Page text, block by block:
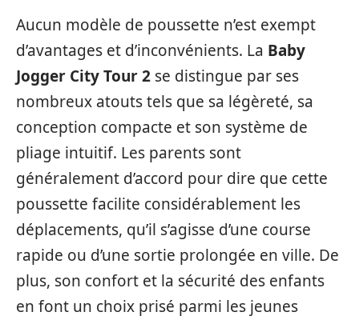
Aucun modèle de poussette n’est exempt
d’avantages et d’inconvénients. La Baby
Jogger City Tour 2 se distingue par ses
nombreux atouts tels que sa légèreté, sa
conception compacte et son système de
pliage intuitif. Les parents sont
généralement d’accord pour dire que cette
poussette facilite considérablement les
déplacements, qu’il s’agisse d’une course
rapide ou d’une sortie prolongée en ville. De
plus, son confort et la sécurité des enfants
en font un choix prisé parmi les jeunes